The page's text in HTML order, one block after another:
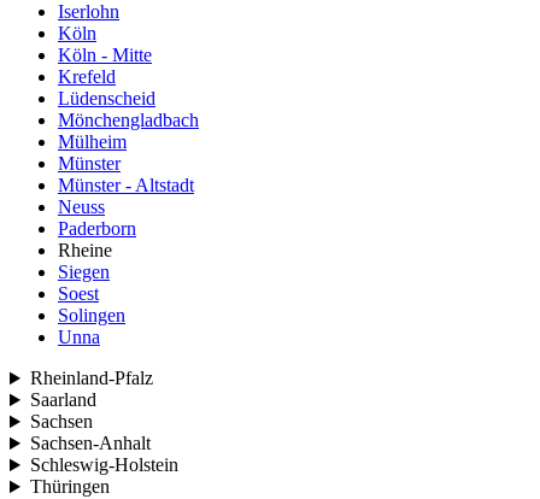
Iserlohn
Köln
Köln - Mitte
Krefeld
Lüdenscheid
Mönchengladbach
Mülheim
Münster
Münster - Altstadt
Neuss
Paderborn
Rheine
Siegen
Soest
Solingen
Unna
Rheinland-Pfalz
Saarland
Sachsen
Sachsen-Anhalt
Schleswig-Holstein
Thüringen